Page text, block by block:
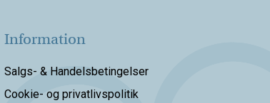
Information
Salgs- & Handelsbetingelser
Cookie- og privatlivspolitik